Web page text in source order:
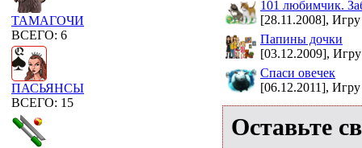
ТАМАГОЧИ
ВСЕГО: 6
ПАСЬЯНСЫ
ВСЕГО: 15
101 любимчик.
[28.11.2008],
Папины дочки
[03.12.2009],
Спаси овечек
[06.12.2011],
Оставьте